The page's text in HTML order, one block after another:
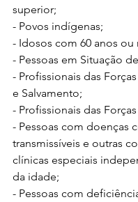
superior;
- Povos indígenas;
- Idosos com 60 anos ou
- Pessoas em Situação
- Profissionais das
e Salvamento;
- Profissionais das
- Pessoas com doenças
transmissíveis e outras
clínicas especiais
da idade;
- Pessoas com